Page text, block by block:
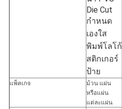
Die Cut
กำหนด
เองใส
พิมพ์โลโก้
สติกเกอร์
ป้าย
แพ็คเกจ
ม้วน แผ่น
หรือแผ่น
แต่ละแผ่น